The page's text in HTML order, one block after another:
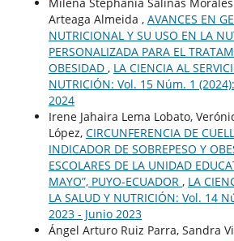
Arteaga Almeida , AVANCES EN
NUTRICIONAL Y SU USO EN LA
PERSONALIZADA PARA EL
OBESIDAD , LA CIENCIA AL
NUTRICIÓN: Vol. 15 Núm. 1
2024
Irene Jahaira Lema Lobato,
López, CIRCUNFERENCIA DE
INDICADOR DE SOBREPESO Y
ESCOLARES DE LA UNIDAD
MAYO”, PUYO-ECUADOR , LA
LA SALUD Y NUTRICIÓN: Vol. 14
2023 - Junio 2023
Ángel Arturo Ruiz Parra, Sandra